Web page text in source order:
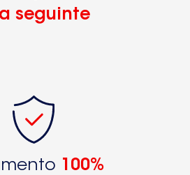
seguinte
100%